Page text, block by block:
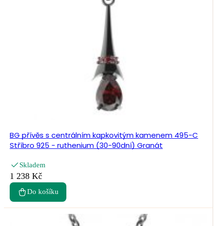
BG přívěs s centrálním kapkovitým kamenem 495-C
Stříbro 925 - ruthenium (30-90dní) Granát
Skladem
1 238 Kč
Do košíku